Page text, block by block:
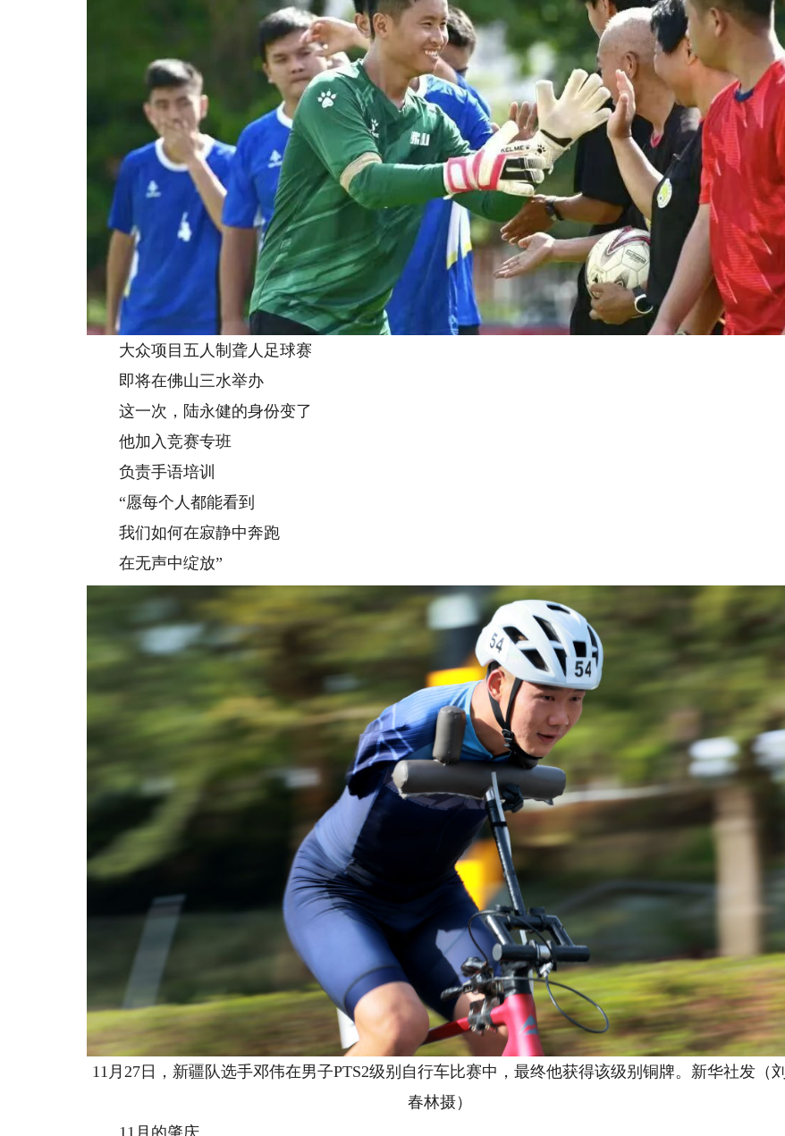
大众项目五人制聋人足球赛
即将在佛山三水举办
这一次，陆永健的身份变了
他加入竞赛专班
负责手语培训
“愿每个人都能看到
我们如何在寂静中奔跑
在无声中绽放”
11月27日，新疆队选手邓伟在男子PTS2级别自行车比赛中，最终他获得该级别铜牌。新华社发（刘
春林摄）